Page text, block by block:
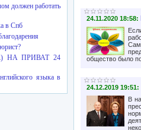
должен работать
в Спб
НА ПРИВАТ 24
языка в
24.11.2020 18:58:
общество было
24.12.2019 19:51:
В